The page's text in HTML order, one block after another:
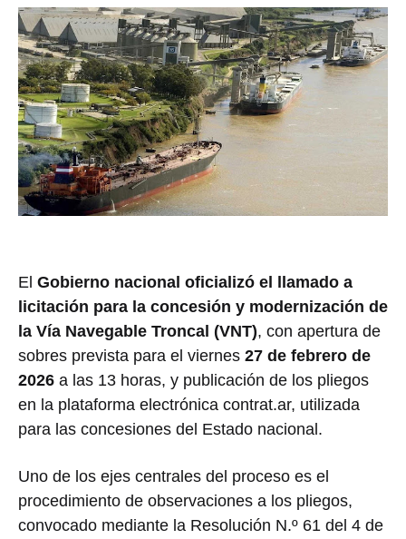
El Gobierno nacional oficializó el llamado a
licitación para la concesión y modernización de
la Vía Navegable Troncal (VNT), con apertura de
sobres prevista para el viernes 27 de febrero de
2026 a las 13 horas, y publicación de los pliegos
en la plataforma electrónica contrat.ar, utilizada
para las concesiones del Estado nacional.
Uno de los ejes centrales del proceso es el
procedimiento de observaciones a los pliegos,
convocado mediante la Resolución N.º 61 del 4 de